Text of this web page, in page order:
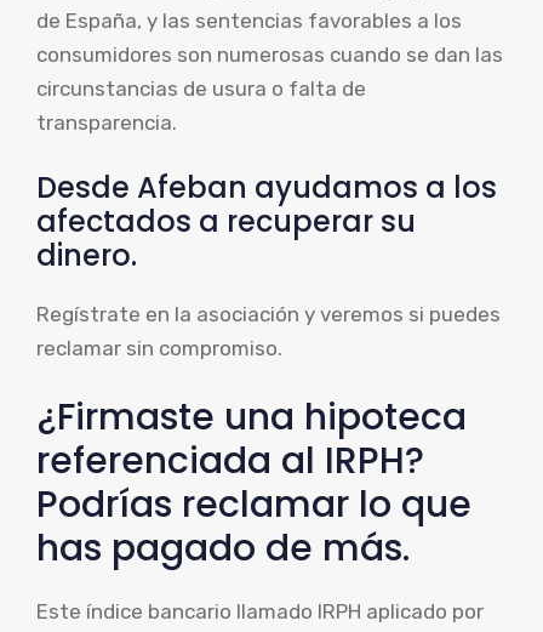
de España, y las sentencias favorables a los
consumidores son numerosas cuando se dan las
circunstancias de usura o falta de
transparencia.
Desde Afeban ayudamos a los
afectados a recuperar su
dinero.
Regístrate en la asociación y veremos si puedes
reclamar sin compromiso.
¿Firmaste una hipoteca
referenciada al IRPH?
Podrías reclamar lo que
has pagado de más.
Este índice bancario llamado IRPH aplicado por